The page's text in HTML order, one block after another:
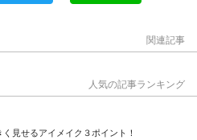
関連記事
人気の記事ランキング
見せるアイメイク３ポイント！